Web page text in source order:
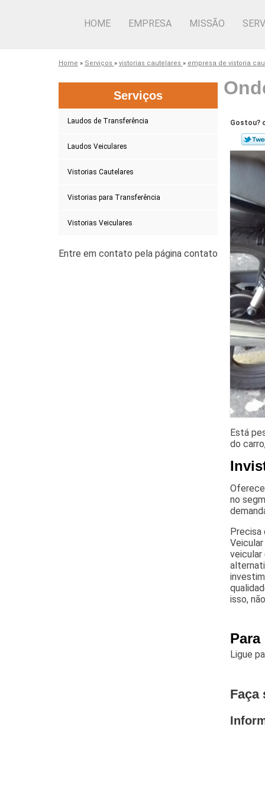
HOME EMPRESA MISSÃO
Home » Serviços » vistorias cautelares » empresa de vistoria
Serviços
Laudos de Transferência
Laudos Veiculares
Vistorias Cautelares
Vistorias para Transferência
Vistorias Veiculares
Gostou?
Está
do
no
veicular
isso,
Ligue
Faça